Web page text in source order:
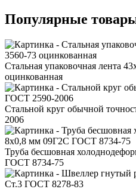
Популярные
Стальная упаковочная лента
оцинкованная
Стальной круг обычной
2006
Труба бесшовная
ГОСТ 8734-75